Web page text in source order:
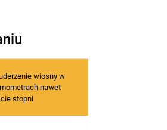
wiosny w
nawet
stopni